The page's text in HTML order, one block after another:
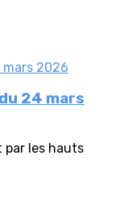
24 mars
par les hauts